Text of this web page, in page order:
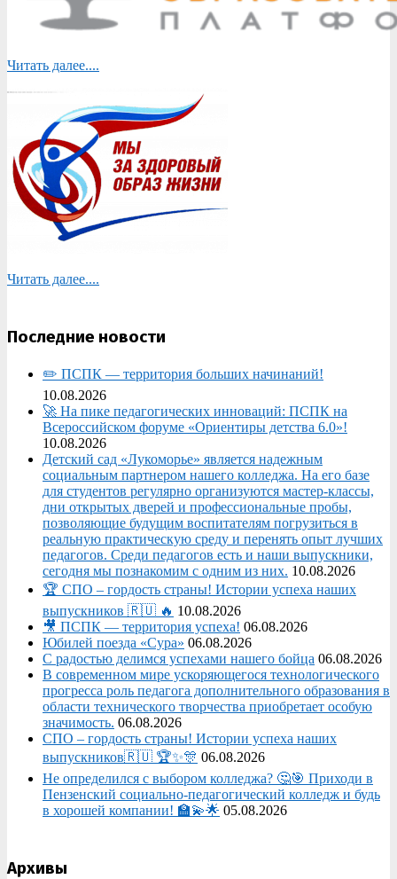
Читать далее....
Читать далее....
Последние новости
✏️ ПСПК — территория больших начинаний!
10.08.2026
🚀 На пике педагогических инноваций: ПСПК на
Всероссийском форуме «Ориентиры детства 6.0»!
10.08.2026
Детский сад «Лукоморье» является надежным
социальным партнером нашего колледжа. На его базе
для студентов регулярно организуются мастер-классы,
дни открытых дверей и профессиональные пробы,
позволяющие будущим воспитателям погрузиться в
реальную практическую среду и перенять опыт лучших
педагогов. Среди педагогов есть и наши выпускники,
сегодня мы познакомим с одним из них. 10.08.2026
🏆 СПО – гордость страны! Истории успеха наших
выпускников 🇷🇺 🔥 10.08.2026
🎥 ПСПК — территория успеха! 06.08.2026
Юбилей поезда «Сура» 06.08.2026
С радостью делимся успехами нашего бойца 06.08.2026
В современном мире ускоряющегося технологического
прогресса роль педагога дополнительного образования в
области технического творчества приобретает особую
значимость. 06.08.2026
СПО – гордость страны! Истории успеха наших
выпускников🇷🇺 🏆✨🎊 06.08.2026
Не определился с выбором колледжа? 🤔🎯 Приходи в
Пензенский социально-педагогический колледж и будь
в хорошей компании! 🏫💫🌟 05.08.2026
Архивы